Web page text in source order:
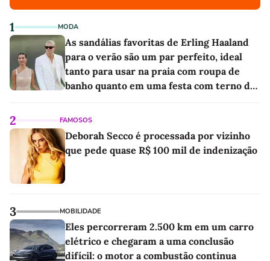
1 MODA
As sandálias favoritas de Erling Haaland
para o verão são um par perfeito, ideal
tanto para usar na praia com roupa de
banho quanto em uma festa com terno de
2 FAMOSOS
Deborah Secco é processada por vizinho
que pede quase R$ 100 mil de indenização
3 MOBILIDADE
Eles percorreram 2.500 km em um carro
elétrico e chegaram a uma conclusão
difícil: o motor a combustão continua